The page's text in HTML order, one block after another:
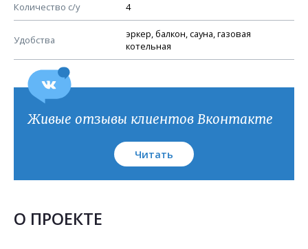
Количество с/у 4
Удобства
эркер, балкон, сауна, газовая
котельная
План кровли
Живые отзывы клиентов Вконтакте
Читать
О ПРОЕКТЕ